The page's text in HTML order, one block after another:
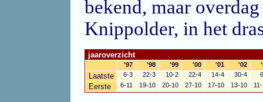
bekend, maar
Knippolder, in het
jaaroverzicht
'97 '98 '99 '00 '01 '02
Laatste 6-3 22-3 10-2 22-4 14-4 30-4
Eerste 6-11 19-10 20-10 27-10 17-10 13-10